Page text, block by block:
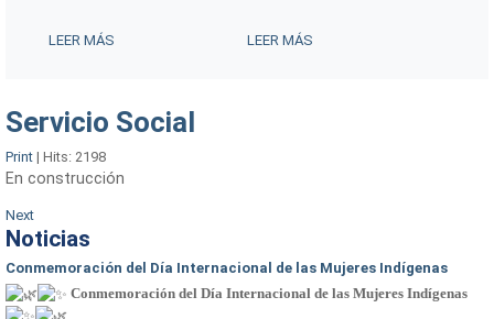
LEER MÁS LEER MÁS
Servicio Social
Print | Hits: 2198
En construcción
Next
Noticias
Conmemoración del Día Internacional de las Mujeres Indígenas
Conmemoración del Día Internacional de las Mujeres Indígenas